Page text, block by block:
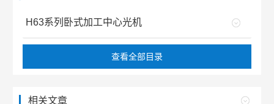
H63系列卧式加工中心光机
查看全部目录
相关文章